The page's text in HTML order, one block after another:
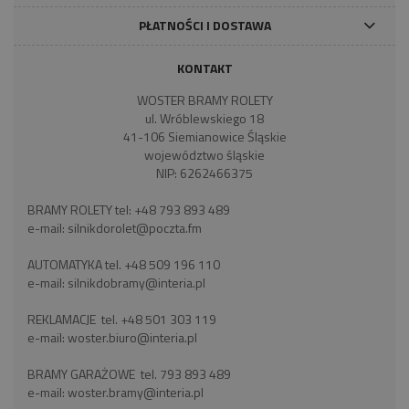
PŁATNOŚCI I DOSTAWA
KONTAKT
WOSTER BRAMY ROLETY
ul. Wróblewskiego 18
41-106 Siemianowice Śląskie
województwo śląskie
NIP: 6262466375
BRAMY ROLETY tel: +48 793 893 489
e-mail: silnikdorolet@poczta.fm
AUTOMATYKA tel. +48 509 196 110
e-mail: silnikdobramy@interia.pl
REKLAMACJE tel. +48 501 303 119
e-mail:woster.biuro@interia.pl
BRAMY GARAŻOWE tel. 793 893 489
e-mail:woster.bramy@interia.pl